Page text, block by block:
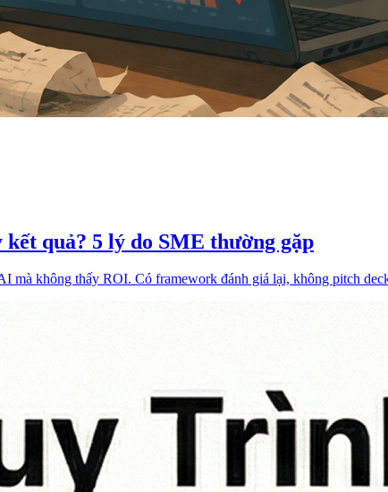
quả? 5 lý do SME thường gặp
mà không thấy ROI. Có framework đánh giá lại, không pitch